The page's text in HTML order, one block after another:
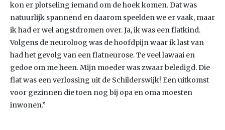
kon er plotseling iemand om de hoek komen. Dat was
natuurlijk spannend en daarom speelden we er vaak, maar
ik had er wel angstdromen over. Ja, ik was een flatkind.
Volgens de neuroloog was de hoofdpijn waar ik last van
had het gevolg van een flatneurose. Te veel lawaai en
gedoe om me heen. Mijn moeder was zwaar beledigd. Die
flat was een verlossing uit de Schilderswijk! Een uitkomst
voor gezinnen die toen nog bij opa en oma moesten
inwonen.”